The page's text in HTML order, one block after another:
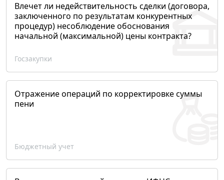
Влечет ли недействительность сделки (договора,
заключенного по результатам конкурентных
процедур) несоблюдение обоснования
начальной (максимальной) цены контракта?
Госзакупки
Отражение операций по корректировке суммы
пени
Бюджетный учет